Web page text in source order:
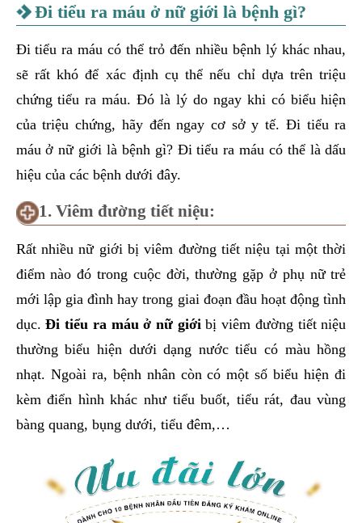
Đi tiểu ra máu ở nữ giới là bệnh gì?
Đi tiểu ra máu có thể trỏ đến nhiều bệnh lý khác nhau,
sẽ rất khó để xác định cụ thể nếu chỉ dựa trên triệu
chứng tiểu ra máu. Đó là lý do ngay khi có biểu hiện
của triệu chứng, hãy đến ngay cơ sở y tế. Đi tiểu ra
máu ở nữ giới là bệnh gì? Đi tiểu ra máu có thể là dấu
hiệu của các bệnh dưới đây.
1. Viêm đường tiết niệu:
Rất nhiều nữ giới bị viêm đường tiết niệu tại một thời
điểm nào đó trong cuộc đời, thường gặp ở phụ nữ trẻ
mới lập gia đình hay trong giai đoạn đầu hoạt động tình
dục.Đi tiểu ra máu ở nữ giới bị viêm đường tiết niệu
thường biểu hiện dưới dạng nước tiểu có màu hồng
nhạt. Ngoài ra, bệnh nhân còn có một số biểu hiện đi
kèm điển hình khác như tiểu buốt, tiểu rát, đau vùng
bàng quang, bụng dưới, tiểu đêm,…